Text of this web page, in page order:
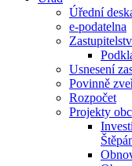
Úřední
e-podatelna
Usnesení
Povinně
Rozpočet
Projekty